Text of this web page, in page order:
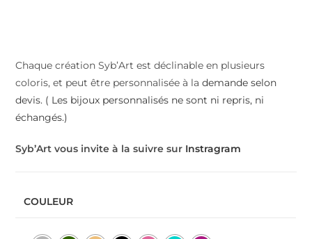
Chaque création Syb’Art est déclinable en plusieurs
coloris, et peut être personnalisée à lademande selon
devis. ( Les bijoux personnalisés ne sont ni repris, ni
échangés.)
Syb’Art vous invite à la suivre sur Instragram
COULEUR